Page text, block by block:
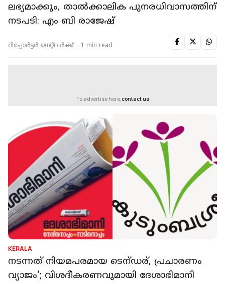
ലഭ്യമാക്കും, താൽക്കാലിക പുനരധിവാസത്തിന്
നടപടി: എം ബി രാജേഷ്
റിപ്പോർട്ടർ നെറ്റ്‌വര്‍ക്ക്‌ 1 min read
To advertise here,contact us
KERALA
നടന്നത് നിയമപരമായ ടെന്ഡര്, പ്രചാരണം
വ്യാജം'; വിശദീകരണവുമായി ദേശാഭിമാനി